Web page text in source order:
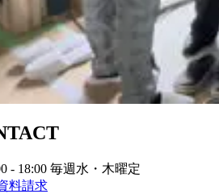
- 18:00 毎週水・木曜定
料請求